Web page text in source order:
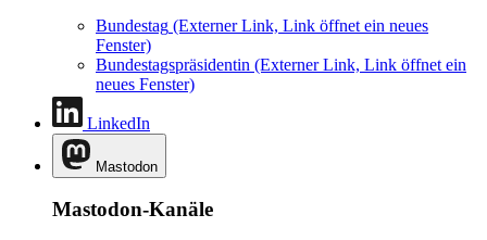
Bundestag (Externer Link, Link öffnet ein neues
Fenster)
Bundestagspräsidentin (Externer Link, Link öffnet ein
neues Fenster)
LinkedIn
Mastodon
Mastodon-Kanäle